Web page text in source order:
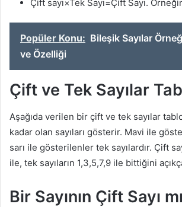
Çift sayı×Tek Sayı=Çift Sayı.
Popüler Konu: Bileşik Sayılar
ve Özelliği
Çift ve Tek Sayılar
Aşağıda verilen bir çift ve tek sayılar
kadar olan sayıları gösterir. Mavi ile
sarı ile gösterilenler tek sayılardır. Çift
ile, tek sayıların 1,3,5,7,9 ile bittiğini
Bir Sayının Çift Sayı